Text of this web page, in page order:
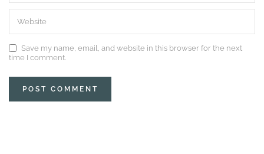
Save my name, email, and website in this browser for the next
time I comment.